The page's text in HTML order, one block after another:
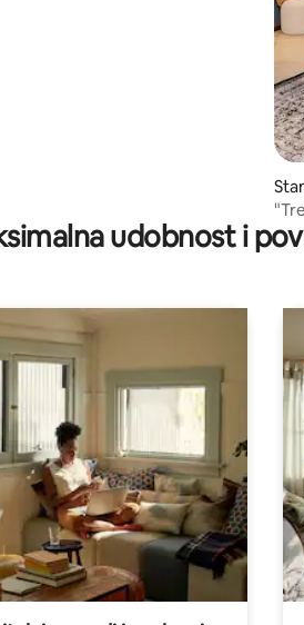
al
udobnost i